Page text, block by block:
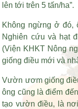
lên tới trên 5 tấn/ha”.
Không ngừng ở đó,
Nghiên cứu và hạt
(Viện KHKT Nông
giống điều mới và
Vườn ươm giống
ông cũng là điểm
tạo vườn điều, là